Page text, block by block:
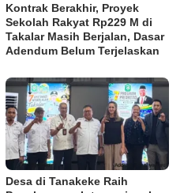
Kontrak Berakhir, Proyek
Sekolah Rakyat Rp229 M di
Takalar Masih Berjalan, Dasar
Adendum Belum Terjelaskan
Desa di Tanakeke Raih